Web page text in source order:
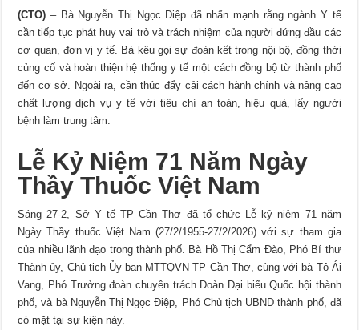
(CTO) – Bà Nguyễn Thị Ngọc Điệp đã nhấn mạnh rằng ngành Y tế
cần tiếp tục phát huy vai trò và trách nhiệm của người đứng đầu các
cơ quan, đơn vị y tế. Bà kêu gọi sự đoàn kết trong nội bộ, đồng thời
củng cố và hoàn thiện hệ thống y tế một cách đồng bộ từ thành phố
đến cơ sở. Ngoài ra, cần thúc đẩy cải cách hành chính và nâng cao
chất lượng dịch vụ y tế với tiêu chí an toàn, hiệu quả, lấy người
bệnh làm trung tâm.
Lễ Kỷ Niệm 71 Năm Ngày
Thầy Thuốc Việt Nam
Sáng 27-2, Sở Y tế TP Cần Thơ đã tổ chức Lễ kỷ niệm 71 năm
Ngày Thầy thuốc Việt Nam (27/2/1955-27/2/2026) với sự tham gia
của nhiều lãnh đạo trong thành phố. Bà Hồ Thị Cẩm Đào, Phó Bí thư
Thành ủy, Chủ tịch Ủy ban MTTQVN TP Cần Thơ, cùng với bà Tô Ái
Vang, Phó Trưởng đoàn chuyên trách Đoàn Đại biểu Quốc hội thành
phố, và bà Nguyễn Thị Ngọc Điệp, Phó Chủ tịch UBND thành phố, đã
có mặt tại sự kiện này.